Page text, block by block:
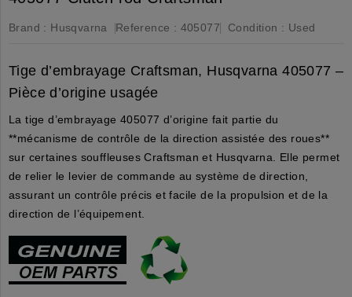
Brand : Husqvarna Reference : 405077 Condition : Used
Tige d’embrayage Craftsman, Husqvarna 405077 –
Pièce d’origine usagée
La tige d’embrayage 405077 d’origine fait partie du
**mécanisme de contrôle de la direction assistée des roues**
sur certaines souffleuses Craftsman et Husqvarna. Elle permet
de relier le levier de commande au système de direction,
assurant un contrôle précis et facile de la propulsion et de la
direction de l’équipement.